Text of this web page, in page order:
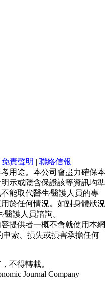
免責聲明 | 聯絡信報
用途。本公司會盡力確保本
示或隱含保證該等資訊均準
能取代醫生∕醫護人員的專
於任何情況。如對身體狀況
醫護人員諮詢。
提供者一概不會就使用本網
申索、損失或損害承擔任何
不得轉載。
Journal Company